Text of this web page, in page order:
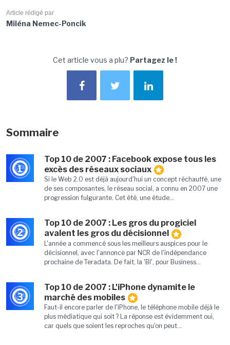
Article rédigé par
Miléna Nemec-Poncik
Cet article vous a plu? Partagez le !
Sommaire
1
Top 10 de 2007 : Facebook expose tous les
excès des réseaux sociaux
Si le Web 2.0 est déjà aujourd'hui un concept réchauffé, une
de ses composantes, le réseau social, a connu en 2007 une
progression fulgurante. Cet été, une étude...
2
Top 10 de 2007 : Les gros du progiciel
avalent les gros du décisionnel
L'année a commencé sous les meilleurs auspices pour le
décisionnel, avec l'annonce par NCR de l'indépendance
prochaine de Teradata. De fait, la 'BI', pour Business...
3
Top 10 de 2007 : L'iPhone dynamite le
marché des mobiles
Faut-il encore parler de l'iPhone, le téléphone mobile déjà le
plus médiatique qui soit ? La réponse est évidemment oui,
car quels que soient les reproches qu'on peut...